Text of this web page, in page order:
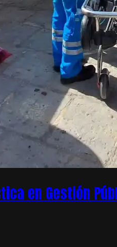
en Gestión